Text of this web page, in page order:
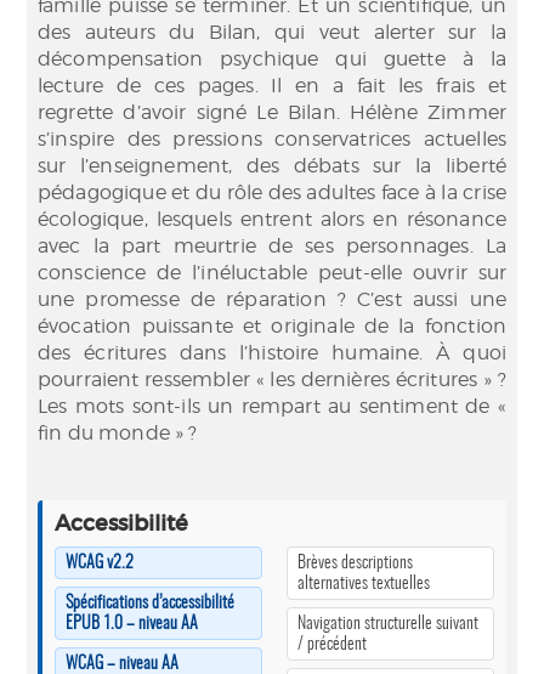
famille puisse se terminer. Et un scientifique, un
des auteurs du Bilan, qui veut alerter sur la
décompensation psychique qui guette à la
lecture de ces pages. Il en a fait les frais et
regrette d’avoir signé Le Bilan. Hélène Zimmer
s’inspire des pressions conservatrices actuelles
sur l’enseignement, des débats sur la liberté
pédagogique et du rôle des adultes face à la crise
écologique, lesquels entrent alors en résonance
avec la part meurtrie de ses personnages. La
conscience de l’inéluctable peut-elle ouvrir sur
une promesse de réparation ? C’est aussi une
évocation puissante et originale de la fonction
des écritures dans l’histoire humaine. À quoi
pourraient ressembler « les dernières écritures » ?
Les mots sont-ils un rempart au sentiment de «
fin du monde » ?
Accessibilité
WCAG v2.2
Spécifications d’accessibilité
EPUB 1.0 – niveau AA
WCAG – niveau AA
Brèves descriptions
alternatives textuelles
Navigation structurelle suivant
/ précédent